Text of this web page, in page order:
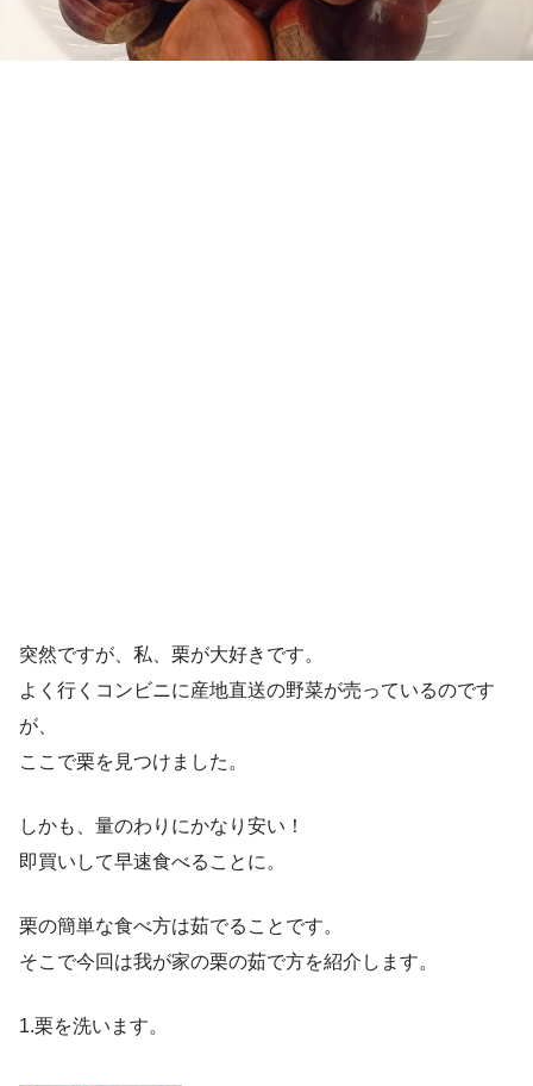
突然ですが、私、栗が大好きです。
よく行くコンビニに産地直送の野菜が売っているのです
が、
ここで栗を見つけました。
しかも、量のわりにかなり安い！
即買いして早速食べることに。
栗の簡単な食べ方は茹でることです。
そこで今回は我が家の栗の茹で方を紹介します。
1.栗を洗います。